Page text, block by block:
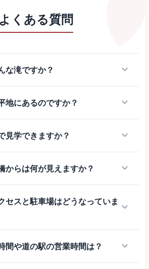
よくある質問
な滝ですか？ keyboard_arrow_down
地にあるのですか？ keyboard_arrow_down
見学できますか？ keyboard_arrow_down
からは何が見えますか？ keyboard_arrow_down
セスと駐車場はどうなっていま keyboard_arrow_down
間や道の駅の営業時間は？ keyboard_arrow_down